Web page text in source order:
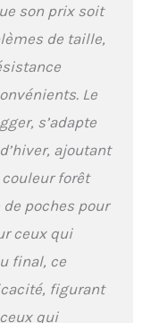
son prix soit
de taille,
Le
s’adapte
ajoutant
forêt
de poches pour
ceux qui
final, ce
figurant
qui